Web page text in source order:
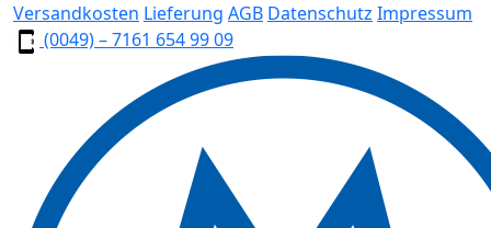
Versandkosten Lieferung AGB Datenschutz Impressum
(0049) – 7161 654 99 09